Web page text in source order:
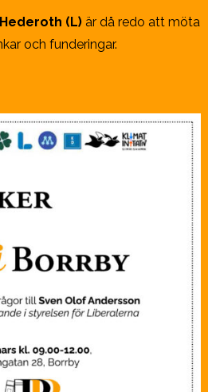
(L)är då redo att möta
och funderingar.